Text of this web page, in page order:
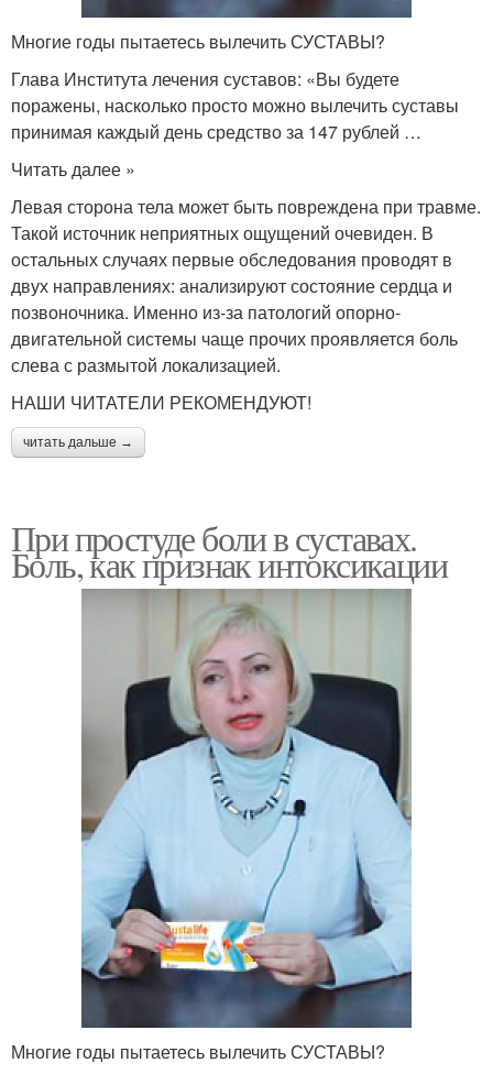
Многие годы пытаетесь вылечить СУСТАВЫ?
Глава Института лечения суставов: «Вы будете
поражены, насколько просто можно вылечить суставы
принимая каждый день средство за 147 рублей …
Читать далее »
Левая сторона тела может быть повреждена при травме.
Такой источник неприятных ощущений очевиден. В
остальных случаях первые обследования проводят в
двух направлениях: анализируют состояние сердца и
позвоночника. Именно из-за патологий опорно-
двигательной системы чаще прочих проявляется боль
слева с размытой локализацией.
НАШИ ЧИТАТЕЛИ РЕКОМЕНДУЮТ!
читать дальше →
При простуде боли в суставах.
Боль, как признак интоксикации
Многие годы пытаетесь вылечить СУСТАВЫ?